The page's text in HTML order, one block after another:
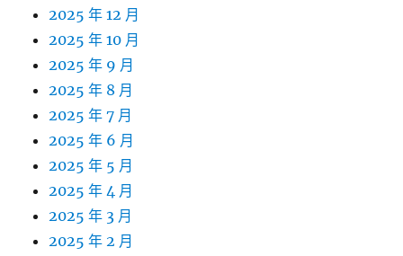
2025 年 12 月
2025 年 10 月
2025 年 9 月
2025 年 8 月
2025 年 7 月
2025 年 6 月
2025 年 5 月
2025 年 4 月
2025 年 3 月
2025 年 2 月